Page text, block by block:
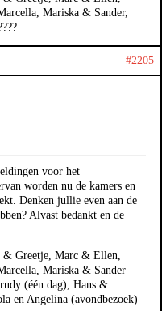
Mariska & Sander,
#2205
voor het
worden nu de kamers en
Denken jullie even aan de
Alvast bedankt en de
Greetje, Marc & Ellen,
Mariska & Sander
(één dag), Hans &
en Angelina (avondbezoek)